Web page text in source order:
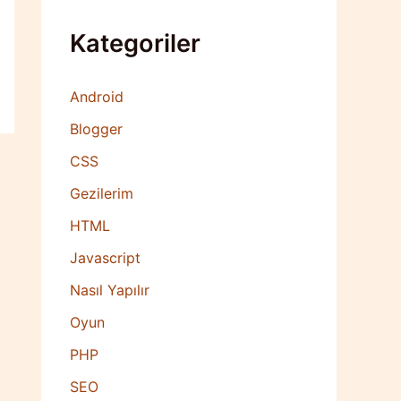
Kategoriler
Android
Blogger
CSS
Gezilerim
HTML
Javascript
Nasıl Yapılır
Oyun
PHP
SEO